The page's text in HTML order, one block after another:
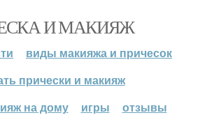
И МАКИЯЖ
виды макияжа и причесок
прически и макияж
на дому
игры отзывы